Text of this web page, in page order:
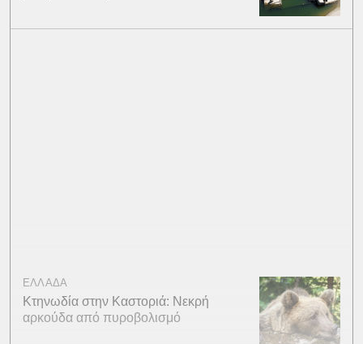
ΕΛΛΑΔΑ
Κτηνωδία στην Καστοριά: Νεκρή
αρκούδα από πυροβολισμό